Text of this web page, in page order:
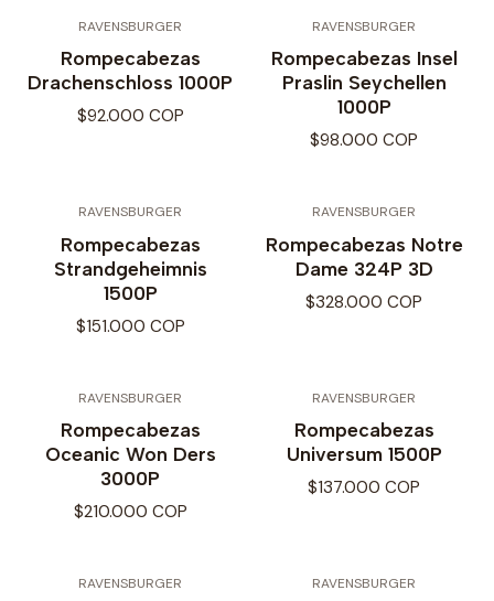
RAVENSBURGER
Rompecabezas
Drachenschloss 1000P
$92.000 COP
RAVENSBURGER
Rompecabezas Insel
Praslin Seychellen
1000P
$98.000 COP
RAVENSBURGER
Rompecabezas
Strandgeheimnis
1500P
$151.000 COP
RAVENSBURGER
Rompecabezas Notre
Dame 324P 3D
$328.000 COP
RAVENSBURGER
Rompecabezas
Oceanic Won Ders
3000P
$210.000 COP
RAVENSBURGER
Rompecabezas
Universum 1500P
$137.000 COP
RAVENSBURGER RAVENSBURGER